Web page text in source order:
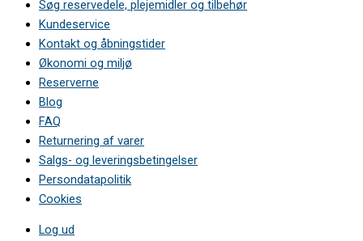
Søg reservedele, plejemidler og tilbehør
Kundeservice
Kontakt og åbningstider
Økonomi og miljø
Reserverne
Blog
FAQ
Returnering af varer
Salgs- og leveringsbetingelser
Persondatapolitik
Cookies
Log ud